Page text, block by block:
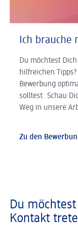
Ich brauche
Du möchtest
hilfreichen
Bewerbung
solltest. Schau
Weg in unsere
Zu den
Du
Kontakt